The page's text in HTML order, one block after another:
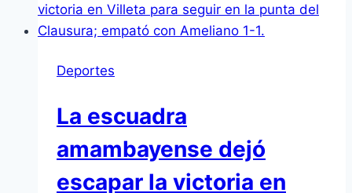
Deportes
La escuadra
amambayense dejó
escapar la victoria en